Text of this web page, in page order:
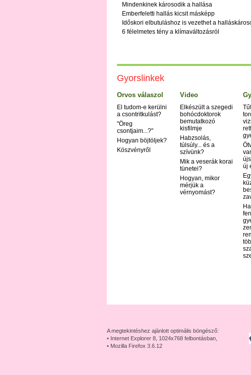
Mindenkinek károsodik a hallása
Emberfeletti hallás kicsit másképp
Időskori elbutuláshoz is vezethet a
6 félelmetes tény a klímaváltozásról
Gyorslinkek
Orvos válaszol
El tudom-e kerülni
a csontritkulást?
"Öreg
csontjaim...?"
Hogyan böjtöljek?
Köszvényről
Video
Elkészült a szegedi
bohócdoktorok
bemutatkozó
kisfilmje
Habzsolás,
túlsúly... és a
szívünk?
Mik a veserák korai
tünetei?
Hogyan, mikor
mérjük a
vérnyomást?
új
A megtekintéshez ajánlott optimális böngésző:
• Internet Explorer 8, 1024x768 felbontásban,
• Mozilla Firefox 3.6.12